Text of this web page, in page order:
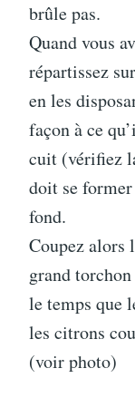
brûle pas.
Quand vous
répartissez
en les
façon à ce
cuit (vérifiez
doit se
fond.
Coupez alors
grand
le temps que
les citrons
(voir photo)